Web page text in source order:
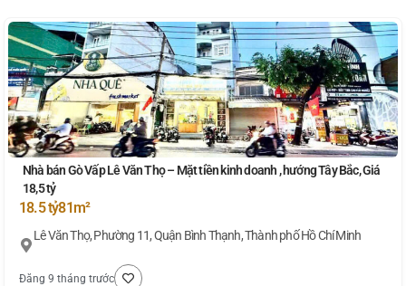
Nhà bán Gò Vấp Lê Văn Thọ – Mặt tiền kinh doanh , hướng Tây Bắc, Giá
18,5 tỷ
18.5 tỷ81m²
Lê Văn Thọ, Phường 11, Quận Bình Thạnh, Thành phố Hồ Chí Minh
Đăng 9 tháng trước